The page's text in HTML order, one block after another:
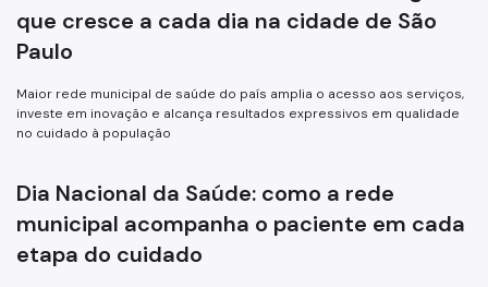
Atenção Especializada
Atenção Hospitalar
Atenção Integral às Pessoas em Situação de Acumulação
Biblioteca de Saúde
Cadastro Nacional de Estabelecimento de Saúde (CNES)
Comitê de Ética em Pesquisa com Seres Humanos
Conselho Municipal de Saúde
que cresce a cada dia na cidade de São
Paulo
Maior rede municipal de saúde do país amplia o acesso aos serviços,
investe em inovação e alcança resultados expressivos em qualidade
no cuidado à população
Dia Nacional da Saúde: como a rede
municipal acompanha o paciente em cada
etapa do cuidado